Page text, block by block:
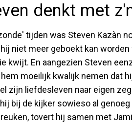
denkt met
tijden was Steven Kazàn
niet meer geboekt kan
kwijt. En aangezien Steven
moeilijk kwalijk nemen dat
zijn liefdesleven naar eigen
bij de kijker sowieso al
tovert hij samen met